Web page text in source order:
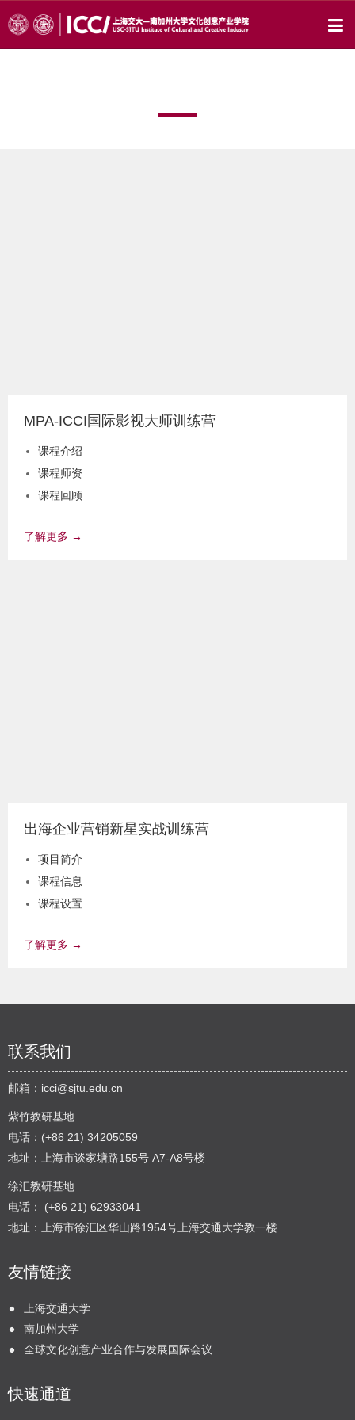
MPA-ICCI国际影视大师训练营
课程介绍
课程师资
课程回顾
了解更多 →
出海企业营销新星实战训练营
项目简介
课程信息
课程设置
实践企业
了解更多 →
联系我们
邮箱： icci@sjtu.edu.cn
紫竹教研基地
电话：(+86 21) 34205059
地址：上海市谈家塘路155号 A7-A8号楼
徐汇教研基地
电话： (+86 21) 62933041
地址：上海市徐汇区华山路1954号上海交通大学教一楼
友情链接
上海交通大学
南加州大学
全球文化创意产业合作与发展国际会议
快速通道